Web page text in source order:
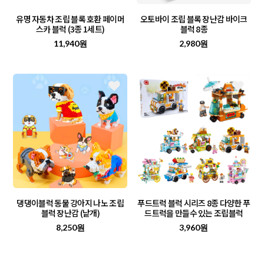
유명 자동차 조립 블록 호환 페이머
스카 블럭 (3종 1세트)
11,940원
오토바이 조립 블록 장난감 바이크
블럭 8종
2,980원
댕댕이블럭 동물 강아지 나노 조립
블럭 장난감 (낱개)
8,250원
푸드트럭 블럭 시리즈 8종 다양한 푸
드트럭을 만들수 있는 조립블럭
3,960원